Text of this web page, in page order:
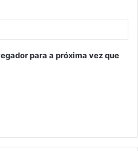
para a próxima vez que